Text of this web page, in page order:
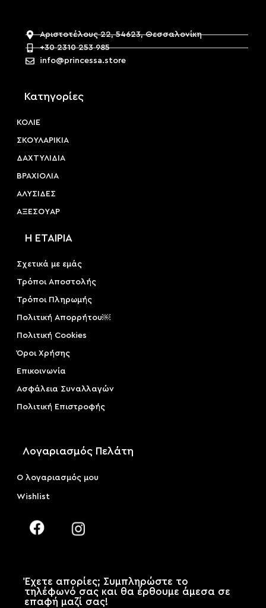
Αριστοτέλους 22, 54623, Θεσσαλονίκη
+30 2310 253 985
info@princessa.store
Κατηγορίες
ΚΟΛΙΕ
ΣΚΟΥΛΑΡΙΚΙΑ
ΔΑΧΤΥΛΙΔΙΑ
ΒΡΑΧΙΟΛΙΑ
ΑΛΥΣΙΔΕΣ
ΑΞΕΣΟΥAΡ
Η ΕΤΑΙΡΙΑ
Σχετικά με εμάς
Τρόποι Αποστολής
Τρόποι Πληρωμής
Πολιτική Απορρήτου￼
Πολιτική Cookies
Όροι Χρήσης
Επικοινωνία
Ασφάλεια Συναλλαγών
Πολιτική Επιστροφής
Λογαριασμός Πελάτη
Ο λογαριασμός μου
Wishlist
Έχετε απορίες; Συμπληρώστε το
τηλέφωνό σας και θα έρθουμε άμεσα σε
επαφή μαζί σας!